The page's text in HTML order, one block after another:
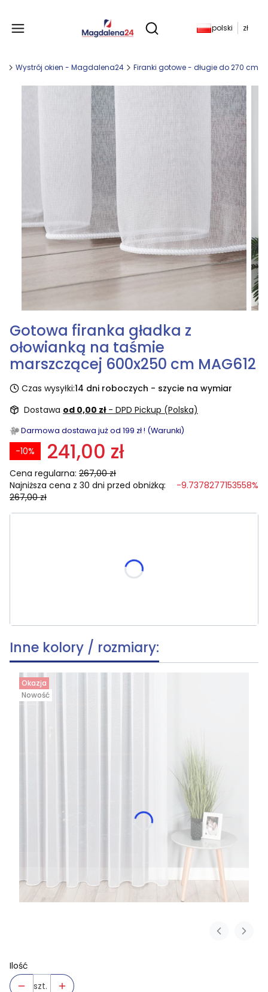
Otwórz wyszukiwarkę
Produkty w
polski zł
Wystrój okien - Magdalena24 Firanki gotowe - długie do 270 cm
Gotowa firanka gładka z
ołowianką na taśmie
marszczącej 600x250 cm MAG612
Czas wysyłki:14 dni roboczych - szycie na wymiar
Dostawa od 0,00 zł - DPD Pickup (Polska)
Darmowa dostawa już od 199 zł ! (Warunki)
241,00 zł
Cena regularna: 267,00 zł
-10%
Najniższa cena z 30 dni przed obniżką:
267,00 zł
-9.7378277153558%
skracania, wymiar po skróceniu [cm]
Inne kolory / rozmiary:
Okazja
Nowość
Ilość
szt.